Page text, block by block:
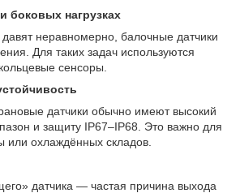
боковых нагрузках
неравномерно, балочные датчики
Для таких задач используются
сенсоры.
датчики обычно имеют высокий
и защиту IP67–IP68. Это важно для
или охлаждённых складов.
датчика — частая причина выхода